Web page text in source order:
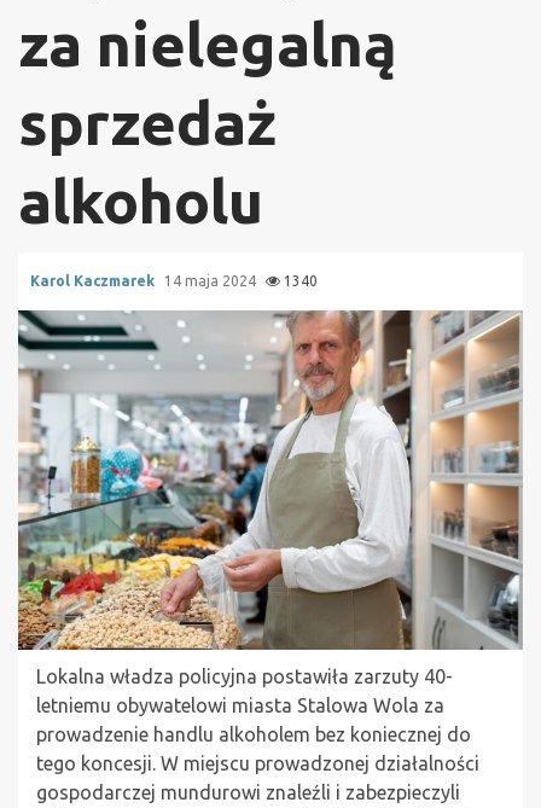
za nielegalną
sprzedaż
alkoholu
Karol Kaczmarek 14 maja 2024 1340
Lokalna władza policyjna postawiła zarzuty 40-
letniemu obywatelowi miasta Stalowa Wola za
prowadzenie handlu alkoholem bez koniecznej do
tego koncesji. W miejscu prowadzonej działalności
gospodarczej mundurowi znaleźli i zabezpieczyli